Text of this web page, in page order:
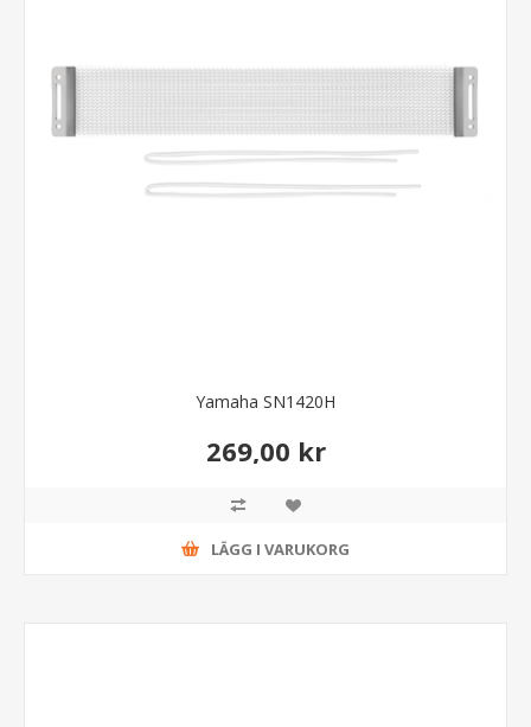
Yamaha SN1420H
269,00 kr
LÄGG I VARUKORG